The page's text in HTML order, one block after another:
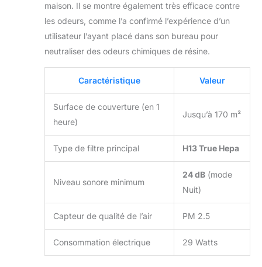
maison. Il se montre également très efficace contre
les odeurs, comme l’a confirmé l’expérience d’un
utilisateur l’ayant placé dans son bureau pour
neutraliser des odeurs chimiques de résine.
Caractéristique Valeur
Surface de couverture (en 1
heure)
Jusqu’à 170 m²
Type de filtre principal H13 True Hepa
Niveau sonore minimum
24 dB (mode
Nuit)
Capteur de qualité de l’air PM 2.5
Consommation électrique 29 Watts